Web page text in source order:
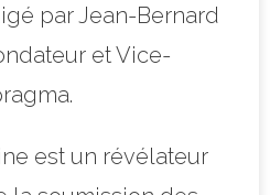
par Jean-Bernard
et Vice-
est un révélateur